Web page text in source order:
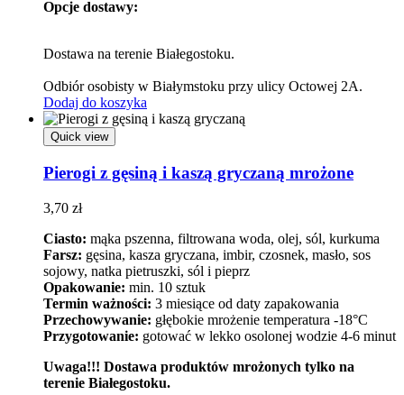
Opcje dostawy:
Dostawa na terenie Białegostoku.
Odbiór osobisty w Białymstoku przy ulicy Octowej 2A.
Dodaj do koszyka
Quick view
Pierogi z gęsiną i kaszą gryczaną mrożone
3,70 zł
Ciasto: mąka pszenna, filtrowana woda, olej, sól, kurkuma
Farsz: gęsina, kasza gryczana, imbir, czosnek, masło, sos
sojowy, natka pietruszki, sól i pieprz
Opakowanie: min. 10 sztuk
Termin ważności: 3 miesiące od daty zapakowania
Przechowywanie: głębokie mrożenie temperatura -18°C
Przygotowanie: gotować w lekko osolonej wodzie 4-6 minut
Uwaga!!! Dostawa produktów mrożonych tylko na
terenie Białegostoku.